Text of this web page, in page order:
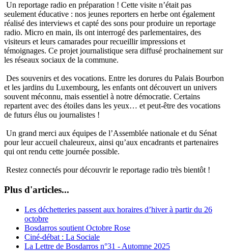
Un reportage radio en préparation ! Cette visite n’était pas
seulement éducative : nos jeunes reporters en herbe ont également
réalisé des interviews et capté des sons pour produire un reportage
radio. Micro en main, ils ont interrogé des parlementaires, des
visiteurs et leurs camarades pour recueillir impressions et
témoignages. Ce projet journalistique sera diffusé prochainement sur
les réseaux sociaux de la commune.
Des souvenirs et des vocations. Entre les dorures du Palais Bourbon
et les jardins du Luxembourg, les enfants ont découvert un univers
souvent méconnu, mais essentiel à notre démocratie. Certains
repartent avec des étoiles dans les yeux… et peut-être des vocations
de futurs élus ou journalistes !
Un grand merci aux équipes de l’Assemblée nationale et du Sénat
pour leur accueil chaleureux, ainsi qu’aux encadrants et partenaires
qui ont rendu cette journée possible.
Restez connectés pour découvrir le reportage radio très bientôt !
Plus d'articles...
Les déchetteries passent aux horaires d’hiver à partir du 26
octobre
Bosdarros soutient Octobre Rose
Ciné-débat : La Sociale
La Lettre de Bosdarros n°31 - Automne 2025